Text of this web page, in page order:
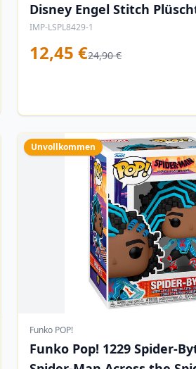
Disney Engel Stitch
IMP-LSPL8429-1
12,45 €24,90 €
Unvollkommen
Funko POP!
Funko Pop! 1229 Spider-